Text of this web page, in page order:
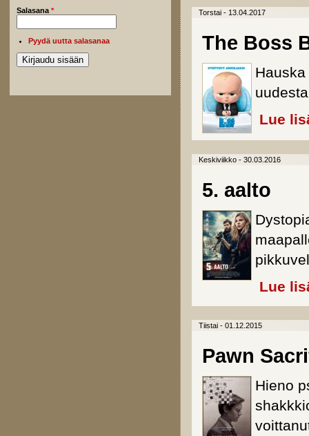
Salasana *
Pyydä uutta salasanaa
Torstai - 13.04.2017
The Boss
Lue
Keskiviikko - 30.03.2016
5. aalto
Lue
Tiistai - 01.12.2015
Pawn
Hieno